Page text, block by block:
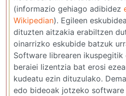
(informazio gehiago adibidez
Wikipedian). Egileen
dituzten aitzakia erabiltzen
oinarrizko eskubide batzuk
Software librearen ikuspegitik
beraiei lizentzia bat erosi
kudeatu ezin dituzulako.
edo bideoak jotzeko